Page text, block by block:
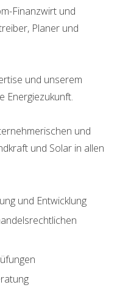
Finanzwirt und
Planer und
und unserem
Energiezukunft.
und
und Solar in allen
und Entwicklung